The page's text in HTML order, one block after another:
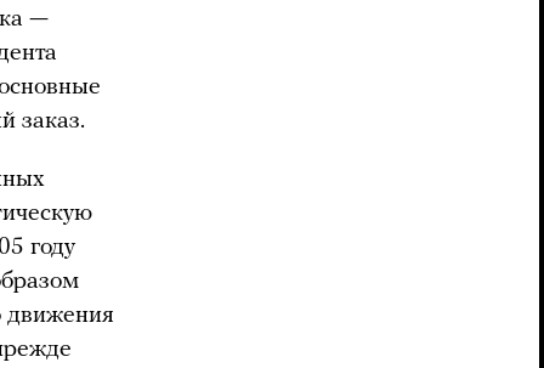
—
заказ.
году
движения